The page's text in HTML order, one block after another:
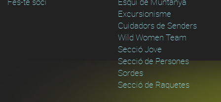
Excursionisme
Cuidadors de Senders
Wild Women Team
Secció Jove
Secció de Persones
Sordes
Secció de Raquetes